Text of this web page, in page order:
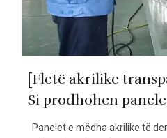
[Fletë akrilike
Panelet e mëdha akrilike të